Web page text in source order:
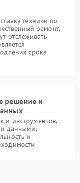
техники по
ремонт,
отслеживать
срока
решение и
и инструментов,
данными:
и